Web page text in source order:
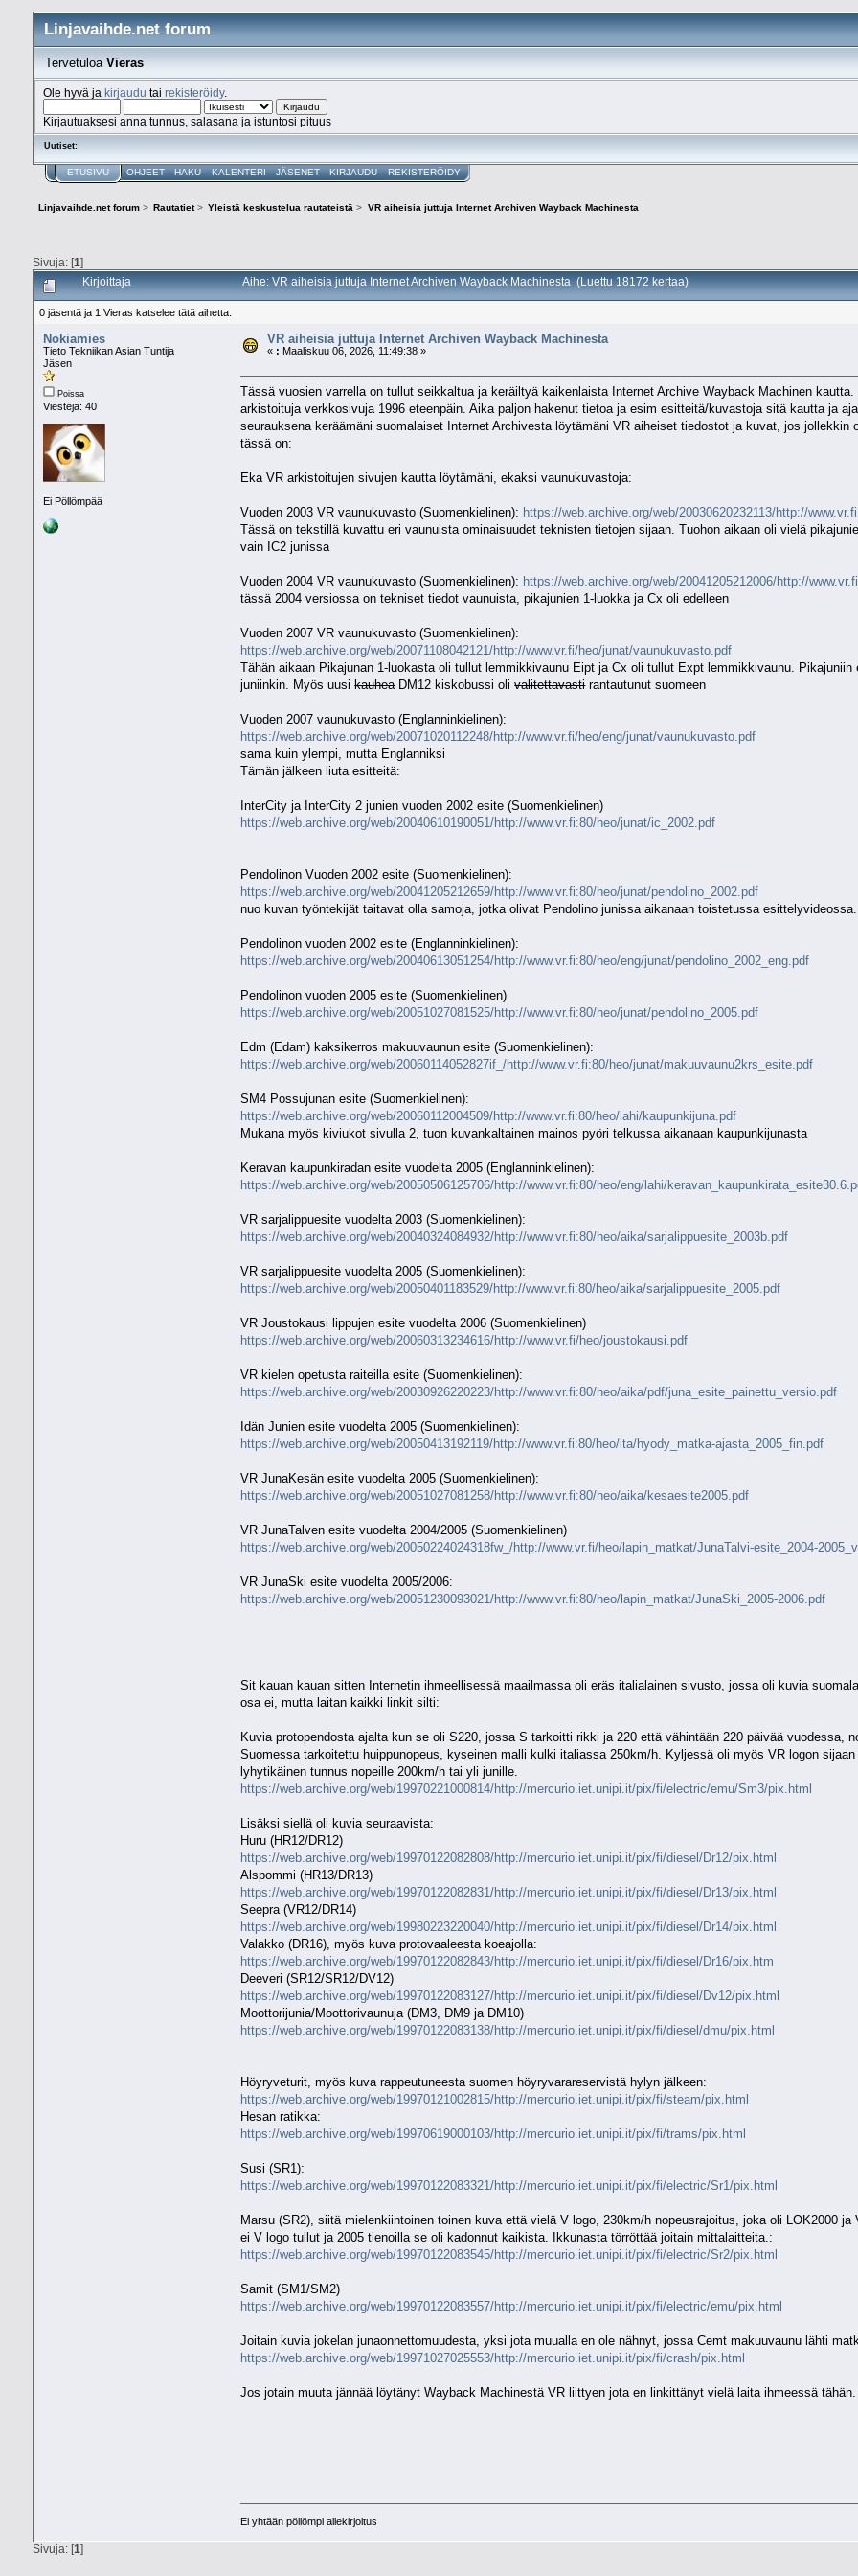
Linjavaihde.net forum
TervetuloaVieras
Ole hyvä ja kirjaudu tai rekisteröidy.
Kirjautuaksesi anna tunnus, salasana ja istuntosi pituus
Uutiset:
ETUSIVU OHJEET HAKU KALENTERI JÄSENET KIRJAUDU REKISTERÖIDY
Linjavaihde.net forum > Rautatiet> Yleistä keskustelua rautateistä > VR aiheisia juttuja Internet Archiven Wayback Machinesta
Sivuja: [1]
Kirjoittaja Aihe: VR aiheisia juttuja Internet Archiven Wayback Machinesta (Luettu 18172 kertaa)
0 jäsentä ja 1 Vieras katselee tätä aihetta.
Nokiamies
Tieto Tekniikan Asian Tuntija
Jäsen
Poissa
Viestejä: 40
Ei Pöllömpää
VR aiheisia juttuja Internet Archiven Wayback Machinesta
« : Maaliskuu 06, 2026, 11:49:38 »
Tässä vuosien varrella on tullut seikkaltua ja keräiltyä kaikenlaista Internet Archive Wayback Machinen
arkistoituja verkkosivuja 1996 eteenpäin. Aika paljon hakenut tietoa ja esim esitteitä/kuvastoja sitä kautta ja
seurauksena keräämäni suomalaiset Internet Archivesta löytämäni VR aiheiset tiedostot ja kuvat, jos
tässä on:
Eka VR arkistoitujen sivujen kautta löytämäni, ekaksi vaunukuvastoja:
Vuoden 2003 VR vaunukuvasto (Suomenkielinen): https://web.archive.org/web/20030620232113/http://
Tässä on tekstillä kuvattu eri vaunuista ominaisuudet teknisten tietojen sijaan. Tuohon aikaan oli vielä
vain IC2 junissa
Vuoden 2004 VR vaunukuvasto (Suomenkielinen): https://web.archive.org/web/20041205212006/http://
tässä 2004 versiossa on tekniset tiedot vaunuista, pikajunien 1-luokka ja Cx oli edelleen
Vuoden 2007 VR vaunukuvasto (Suomenkielinen):
https://web.archive.org/web/20071108042121/http://www.vr.fi/heo/junat/vaunukuvasto.pdf
Tähän aikaan Pikajunan 1-luokasta oli tullut lemmikkivaunu Eipt ja Cx oli tullut Expt lemmikkivaunu.
juniinkin. Myös uusikauheaDM12 kiskobussi olivalitettavastirantautunut suomeen
Vuoden 2007 vaunukuvasto (Englanninkielinen):
https://web.archive.org/web/20071020112248/http://www.vr.fi/heo/eng/junat/vaunukuvasto.pdf
sama kuin ylempi, mutta Englanniksi
Tämän jälkeen liuta esitteitä:
InterCity ja InterCity 2 junien vuoden 2002 esite (Suomenkielinen)
https://web.archive.org/web/20040610190051/http://www.vr.fi:80/heo/junat/ic_2002.pdf
Pendolinon Vuoden 2002 esite (Suomenkielinen):
https://web.archive.org/web/20041205212659/http://www.vr.fi:80/heo/junat/pendolino_2002.pdf
nuo kuvan työntekijät taitavat olla samoja, jotka olivat Pendolino junissa aikanaan toistetussa esittelyvideossa.
Pendolinon vuoden 2002 esite (Englanninkielinen):
https://web.archive.org/web/20040613051254/http://www.vr.fi:80/heo/eng/junat/pendolino_2002_eng.pdf
Pendolinon vuoden 2005 esite (Suomenkielinen)
https://web.archive.org/web/20051027081525/http://www.vr.fi:80/heo/junat/pendolino_2005.pdf
Edm (Edam) kaksikerros makuuvaunun esite (Suomenkielinen):
https://web.archive.org/web/20060114052827if_/http://www.vr.fi:80/heo/junat/makuuvaunu2krs_esite.pdf
SM4 Possujunan esite (Suomenkielinen):
https://web.archive.org/web/20060112004509/http://www.vr.fi:80/heo/lahi/kaupunkijuna.pdf
Mukana myös kiviukot sivulla 2, tuon kuvankaltainen mainos pyöri telkussa aikanaan kaupunkijunasta
Keravan kaupunkiradan esite vuodelta 2005 (Englanninkielinen):
https://web.archive.org/web/20050506125706/http://www.vr.fi:80/heo/eng/lahi/
VR sarjalippuesite vuodelta 2003 (Suomenkielinen):
https://web.archive.org/web/20040324084932/http://www.vr.fi:80/heo/aika/sarjalippuesite_2003b.pdf
VR sarjalippuesite vuodelta 2005 (Suomenkielinen):
https://web.archive.org/web/20050401183529/http://www.vr.fi:80/heo/aika/sarjalippuesite_2005.pdf
VR Joustokausi lippujen esite vuodelta 2006 (Suomenkielinen)
https://web.archive.org/web/20060313234616/http://www.vr.fi/heo/joustokausi.pdf
VR kielen opetusta raiteilla esite (Suomenkielinen):
https://web.archive.org/web/20030926220223/http://www.vr.fi:80/heo/aika/pdf/juna_esite_painettu_versio.pdf
Idän Junien esite vuodelta 2005 (Suomenkielinen):
https://web.archive.org/web/20050413192119/http://www.vr.fi:80/heo/ita/hyody_matka-ajasta_2005_fin.pdf
VR JunaKesän esite vuodelta 2005 (Suomenkielinen):
https://web.archive.org/web/20051027081258/http://www.vr.fi:80/heo/aika/kesaesite2005.pdf
VR JunaTalven esite vuodelta 2004/2005 (Suomenkielinen)
https://web.archive.org/web/20050224024318fw_/http://www.vr.fi/heo/lapin_matkat/JunaTalvi-esite_2004-
VR JunaSki esite vuodelta 2005/2006:
https://web.archive.org/web/20051230093021/http://www.vr.fi:80/heo/lapin_matkat/JunaSki_2005-2006.pdf
Sit kauan kauan sitten Internetin ihmeellisessä maailmassa oli eräs italialainen sivusto, jossa oli kuvia
osa ei, mutta laitan kaikki linkit silti:
Kuvia protopendosta ajalta kun se oli S220, jossa S tarkoitti rikki ja 220 että vähintään 220 päivää vuodessa,
Suomessa tarkoitettu huippunopeus, kyseinen malli kulki italiassa 250km/h. Kyljessä oli myös VR logon
lyhytikäinen tunnus nopeille 200km/h tai yli junille.
https://web.archive.org/web/19970221000814/http://mercurio.iet.unipi.it/pix/fi/electric/emu/Sm3/pix.html
Lisäksi siellä oli kuvia seuraavista:
Huru (HR12/DR12)
https://web.archive.org/web/19970122082808/http://mercurio.iet.unipi.it/pix/fi/diesel/Dr12/pix.html
Alspommi (HR13/DR13)
https://web.archive.org/web/19970122082831/http://mercurio.iet.unipi.it/pix/fi/diesel/Dr13/pix.html
Seepra (VR12/DR14)
https://web.archive.org/web/19980223220040/http://mercurio.iet.unipi.it/pix/fi/diesel/Dr14/pix.html
Valakko (DR16), myös kuva protovaaleesta koeajolla:
https://web.archive.org/web/19970122082843/http://mercurio.iet.unipi.it/pix/fi/diesel/Dr16/pix.htm
Deeveri (SR12/SR12/DV12)
https://web.archive.org/web/19970122083127/http://mercurio.iet.unipi.it/pix/fi/diesel/Dv12/pix.html
Moottorijunia/Moottorivaunuja (DM3, DM9 ja DM10)
https://web.archive.org/web/19970122083138/http://mercurio.iet.unipi.it/pix/fi/diesel/dmu/pix.html
Höyryveturit, myös kuva rappeutuneesta suomen höyryvarareservistä hylyn jälkeen:
https://web.archive.org/web/19970121002815/http://mercurio.iet.unipi.it/pix/fi/steam/pix.html
Hesan ratikka:
https://web.archive.org/web/19970619000103/http://mercurio.iet.unipi.it/pix/fi/trams/pix.html
Susi (SR1):
https://web.archive.org/web/19970122083321/http://mercurio.iet.unipi.it/pix/fi/electric/Sr1/pix.html
Marsu (SR2), siitä mielenkiintoinen toinen kuva että vielä V logo, 230km/h nopeusrajoitus, joka oli LOK2000
ei V logo tullut ja 2005 tienoilla se oli kadonnut kaikista. Ikkunasta törröttää joitain mittalaitteita.:
https://web.archive.org/web/19970122083545/http://mercurio.iet.unipi.it/pix/fi/electric/Sr2/pix.html
Samit (SM1/SM2)
https://web.archive.org/web/19970122083557/http://mercurio.iet.unipi.it/pix/fi/electric/emu/pix.html
Joitain kuvia jokelan junaonnettomuudesta, yksi jota muualla en ole nähnyt, jossa Cemt makuuvaunu lähti
https://web.archive.org/web/19971027025553/http://mercurio.iet.unipi.it/pix/fi/crash/pix.html
Jos jotain muuta jännää löytänyt Wayback Machinestä VR liittyen jota en linkittänyt vielä laita ihmeessä tähän.
Ei yhtään pöllömpi allekirjoitus
Sivuja: [1]